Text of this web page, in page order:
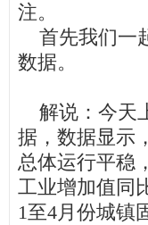
注。
首先我们一
数据。
解说：今天
据，数据显示
总体运行平稳
工业增加值同
1至4月份城镇